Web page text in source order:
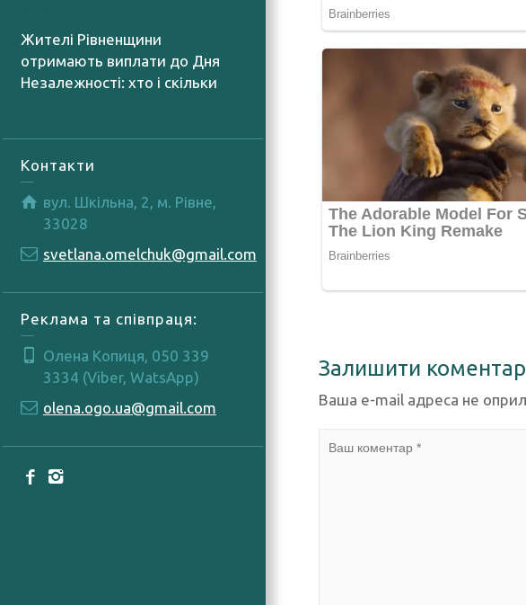
Жителі Рівненщини
отримають виплати до Дня
Незалежності: хто і скільки
Контакти
вул. Шкільна, 2, м. Рівне,
33028
svetlana.omelchuk@gmail.com
Реклама та співпраця:
Олена Копиця, 050 339
3334 (Viber, WatsApp)
olena.ogo.ua@gmail.com
Залишити коментар
Ваша e-mail адреса не